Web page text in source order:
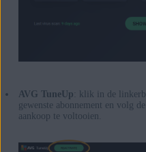
AVG TuneUp : klik in de
gewenste abonnement en volg
aankoop te voltooien.